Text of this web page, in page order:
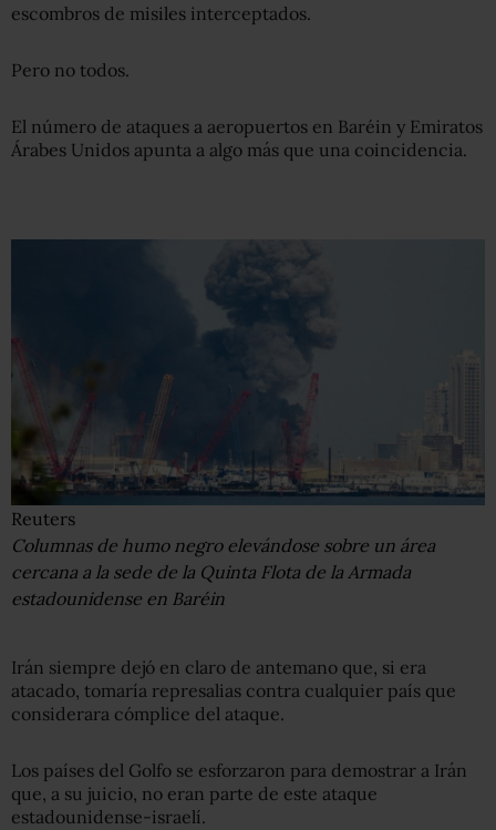
escombros de misiles interceptados.
Pero no todos.
El número de ataques a aeropuertos en Baréin y Emiratos
Árabes Unidos apunta a algo más que una coincidencia.
Reuters
Columnas de humo negro elevándose sobre un área
cercana a la sede de la Quinta Flota de la Armada
estadounidense en Baréin
Irán siempre dejó en claro de antemano que, si era
atacado, tomaría represalias contra cualquier país que
considerara cómplice del ataque.
Los países del Golfo se esforzaron para demostrar a Irán
que, a su juicio, no eran parte de este ataque
estadounidense-israelí.